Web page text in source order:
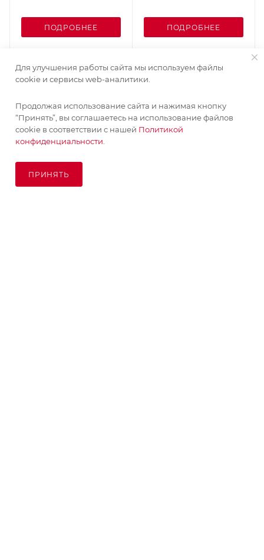
ПОДРОБНЕЕ ПОДРОБНЕЕ
Для улучшения работы сайта мы используем файлы
cookie и сервисы web-аналитики.
Продолжая использование сайта и нажимая кнопку
“Принять”, вы соглашаетесь на использование файлов
cookie в соответствии с нашей Политикой
конфиденциальности.
ПРИНЯТЬ